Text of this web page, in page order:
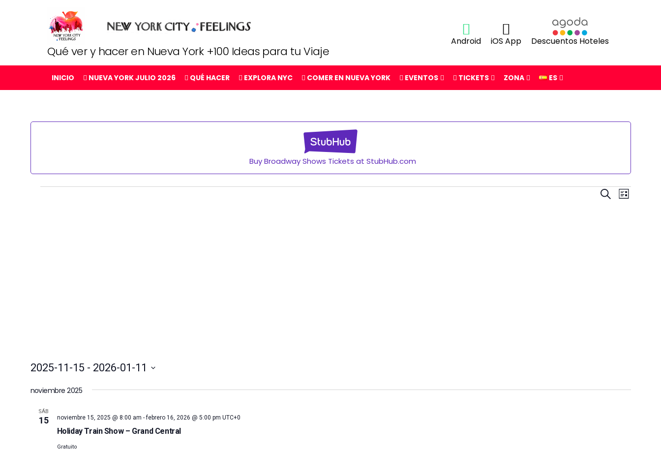
Qué ver y hacer en Nueva York +100 Ideas para tu Viaje
Android iOS App Descuentos Hoteles
INICIO NUEVA YORK JULIO 2026 QUÉ HACER EXPLORA NYC COMER EN NUEVA YORK EVENTOS TICKETS ZONA ES
Buy Broadway Shows Tickets at StubHub.com
BUSCAR
de
LISTA
2025-11-15 - 2026-01-11
la
noviembre 2025
SÁB
15
Holiday Train Show – Grand Central
noviembre 15, 2025 @ 8:00 am -febrero 16, 2026 @ 5:00 pm UTC+0
Gratuito